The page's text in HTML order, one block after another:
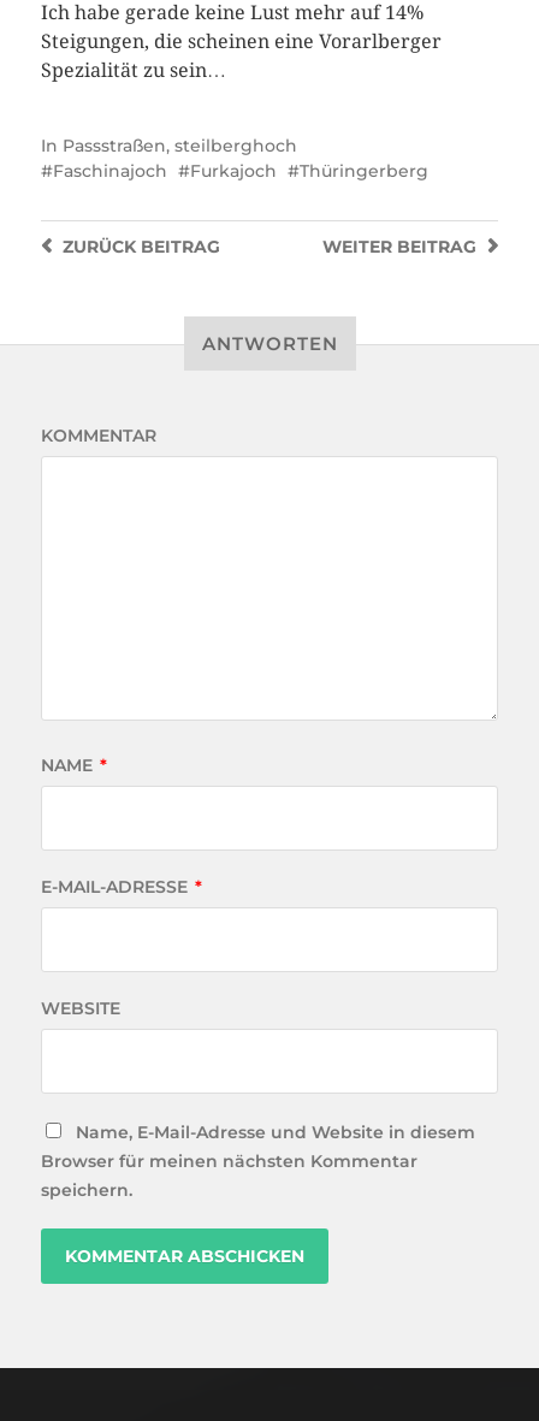
Ich habe gerade keine Lust mehr auf 14%
Steigungen, die scheinen eine Vorarlberger
Spezialität zu sein…
In Passstraßen, steilberghoch
Faschinajoch
Furkajoch Thüringerberg
WEITER BEITRAG
ZURÜCKBEITRAG
ANTWORTEN
KOMMENTAR
NAME *
E-MAIL-ADRESSE *
WEBSITE
Name, E-Mail-Adresse und Website in diesem
Browser für meinen nächsten Kommentar
speichern.